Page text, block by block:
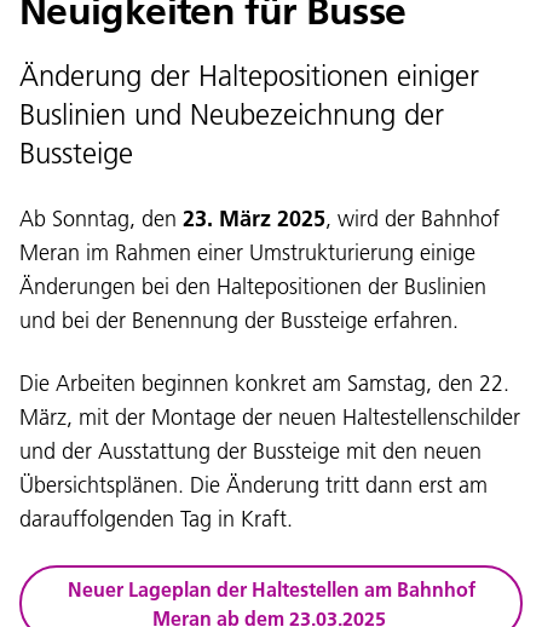
Neuigkeiten für Busse
Änderung der Haltepositionen einiger
Buslinien und Neubezeichnung der
Bussteige
Ab Sonntag, den 23. März 2025, wird der Bahnhof
Meran im Rahmen einer Umstrukturierung einige
Änderungen bei den Haltepositionen der Buslinien
und bei der Benennung der Bussteige erfahren.
Die Arbeiten beginnen konkret am Samstag, den 22.
März, mit der Montage der neuen Haltestellenschilder
und der Ausstattung der Bussteige mit den neuen
Übersichtsplänen. Die Änderung tritt dann erst am
darauffolgenden Tag in Kraft.
Neuer Lageplan der Haltestellen am Bahnhof
Meran ab dem 23.03.2025